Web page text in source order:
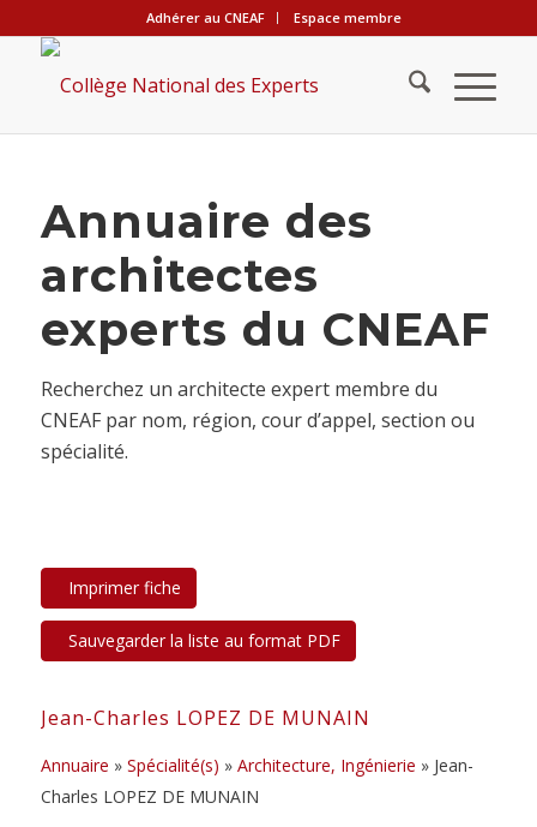
Adhérer au CNEAF Espace membre
Annuaire des
architectes
experts du CNEAF
Recherchez un architecte expert membre du
CNEAF par nom, région, cour d’appel, section ou
spécialité.
Jean-Charles LOPEZ DE MUNAIN
Annuaire » Spécialité(s) » Architecture, Ingénierie » Jean-
Charles LOPEZ DE MUNAIN